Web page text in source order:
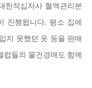
한적십자사 혈액관리본
진행됩니다. 평소 집에
지 못했던 옷 등을 판매
들의 물건경매도 함께